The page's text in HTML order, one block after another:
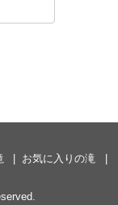
お気に入りの滝